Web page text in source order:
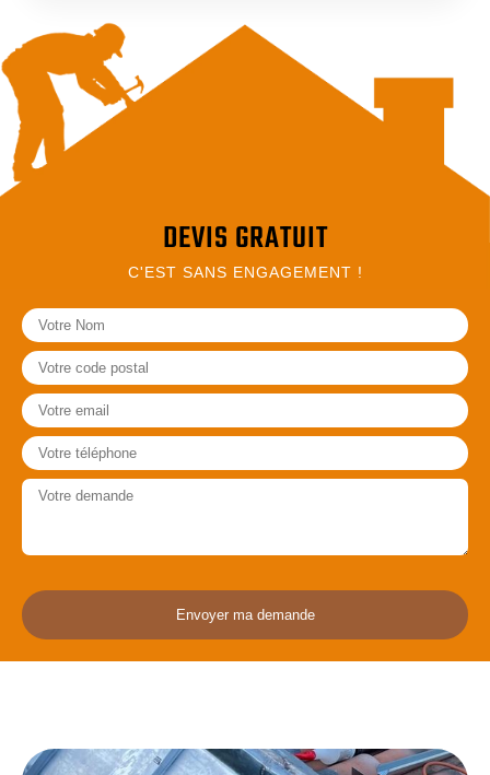
DEVIS GRATUIT
C'EST SANS ENGAGEMENT !